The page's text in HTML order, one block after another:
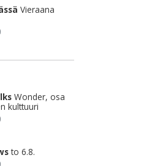
Vieraana
Wonder, osa
kulttuuri
to 6.8.